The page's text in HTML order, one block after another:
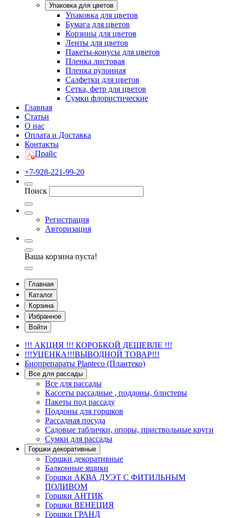
Упаковка для цветов
Упаковка для цветов
Бумага для цветов
Корзины для цветов
Ленты для цветов
Пакеты-конусы для цветов
Пленка листовая
Пленка рулонная
Салфетки для цветов
Сетка, фетр для цветов
Сумки флористические
Главная
Статьи
О нас
Оплата и Доставка
Контакты
Прайс
+7-928-221-99-20
Поиск
Регистрация
Авторизация
Ваша корзина пуста!
Главная
Каталог
Корзина
Избранное
Войти
!!! АКЦИЯ !!! КОРОБКОЙ ДЕШЕВЛЕ !!!
!!!УЦЕНКА!!!ВЫВОДНОЙ ТОВАР!!!
Биопрепараты Planteco (Плантеко)
Все для рассады
Все для рассады
Кассеты рассадные , поддоны, блистеры
Пакеты под рассаду
Поддоны для горшков
Рассадная посуда
Садовые таблички, опоры, приствольные круги
Сумки для рассады
Горшки декоративные
Горшки декоративные
Балконные ящики
Горшки АКВА ДУЭТ С ФИТИЛЬНЫМ
ПОЛИВОМ
Горшки АНТИК
Горшки ВЕНЕЦИЯ
Горшки ГРАНД